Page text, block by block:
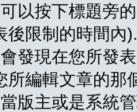
以按下標題旁
後限制的時間
發現在您所發
所編輯文章的那
版主或是系統